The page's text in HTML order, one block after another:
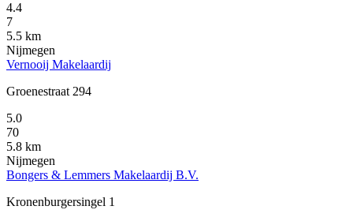
4.4
7
5.5 km
Nijmegen
Vernooij Makelaardij
Groenestraat 294
5.0
70
5.8 km
Nijmegen
Bongers & Lemmers Makelaardij B.V.
Kronenburgersingel 1